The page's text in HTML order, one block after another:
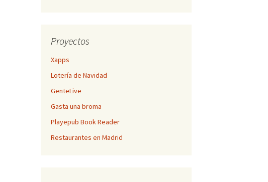
Proyectos
Xapps
Lotería de Navidad
GenteLive
Gasta una broma
Playepub Book Reader
Restaurantes en Madrid